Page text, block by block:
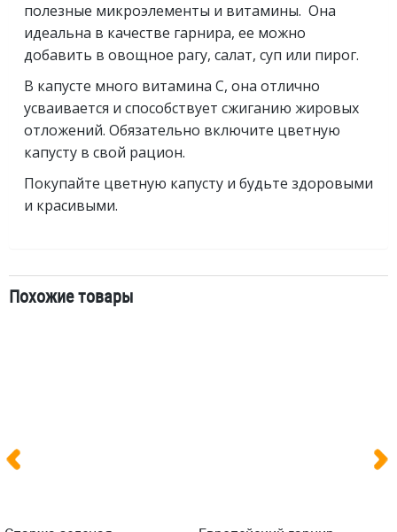
полезные микроэлементы и витамины. Она
идеальна в качестве гарнира, ее можно
добавить в овощное рагу, салат, суп или пирог.
В капусте много витамина С, она отлично
усваивается и способствует сжиганию жировых
отложений. Обязательно включите цветную
капусту в свой рацион.
Покупайте цветную капусту и будьте здоровыми
и красивыми.
Похожие товары